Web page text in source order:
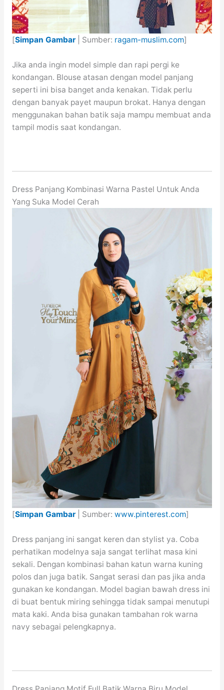
[Simpan Gambar| Sumber: ragam-muslim.com]
Jika anda ingin model simple dan rapi pergi ke
kondangan. Blouse atasan dengan model panjang
seperti ini bisa banget anda kenakan. Tidak perlu
dengan banyak payet maupun brokat. Hanya dengan
menggunakan bahan batik saja mampu membuat anda
tampil modis saat kondangan.
Dress Panjang Kombinasi Warna Pastel Untuk Anda
Yang Suka Model Cerah
[Simpan Gambar| Sumber: www.pinterest.com]
Dress panjang ini sangat keren dan stylist ya. Coba
perhatikan modelnya saja sangat terlihat masa kini
sekali. Dengan kombinasi bahan katun warna kuning
polos dan juga batik. Sangat serasi dan pas jika anda
gunakan ke kondangan. Model bagian bawah dress ini
di buat bentuk miring sehingga tidak sampai menutupi
mata kaki. Anda bisa gunakan tambahan rok warna
navy sebagai pelengkapnya.